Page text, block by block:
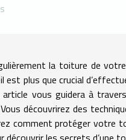
la toiture de
plus que crucial
vous guidera à
découvrirez des
comment protéger